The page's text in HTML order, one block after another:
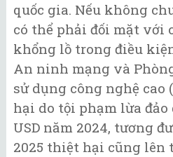
quốc gia. Nếu không
có thể phải đối mặt với
khổng lồ trong điều
An ninh mạng và
sử dụng công nghệ cao
hại do tội phạm lừa đảo
USD năm 2024, tương
2025 thiệt hại cũng lên